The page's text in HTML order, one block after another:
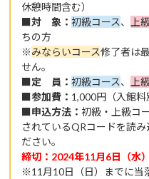
休憩時間含む）
■対 象：初級コース、 上
ちの方
※みならいコース修了者は
せん。
■定 員：初級コース、 上
■参加費： 1,000円（入館
■申込方法：初級・上級コ
されているQRコードを読
ださい。
締切：2024年11月6日（水）
※11月10日（日）までに当